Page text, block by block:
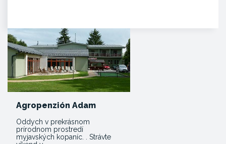
Agropenzión Adam
Oddych v prekrásnom
prírodnom prostredí
myjavských kopaníc. . Strávte